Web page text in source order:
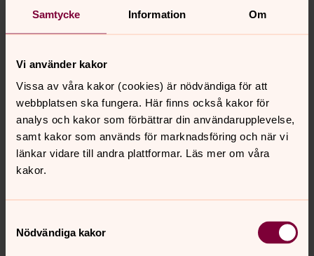
Samtycke Information Om
Vi använder kakor
Vissa av våra kakor (cookies) är nödvändiga för att
webbplatsen ska fungera. Här finns också kakor för
analys och kakor som förbättrar din användarupplevelse,
samt kakor som används för marknadsföring och när vi
länkar vidare till andra plattformar. Läs mer om våra
kakor.
Nödvändiga kakor
Ett bidrag till att klargöra olika frågor som rör
kyrkoherdens ställning. Den har utarbetats av
nära samverkan med kyrkokansliet i Uppsala.
Ambitionen har varit att så långt möjligt återge
gällande rätt inom området.
Kontaktperson